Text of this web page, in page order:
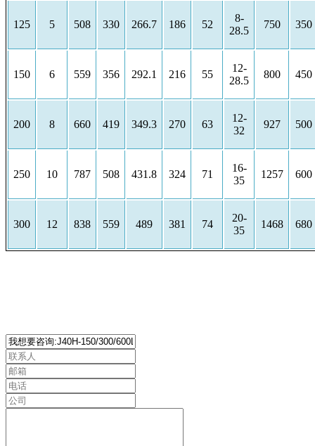
125 5 508 330 266.7 186 52
8-
28.5
750 350
150 6 559 356 292.1 216 55
12-
28.5
800 450
200 8 660 419 349.3 270 63
12-
32
927 500
250 10 787 508 431.8 324 71
16-
35
1257 600
300 12 838 559 489 381 74
20-
35
1468 680